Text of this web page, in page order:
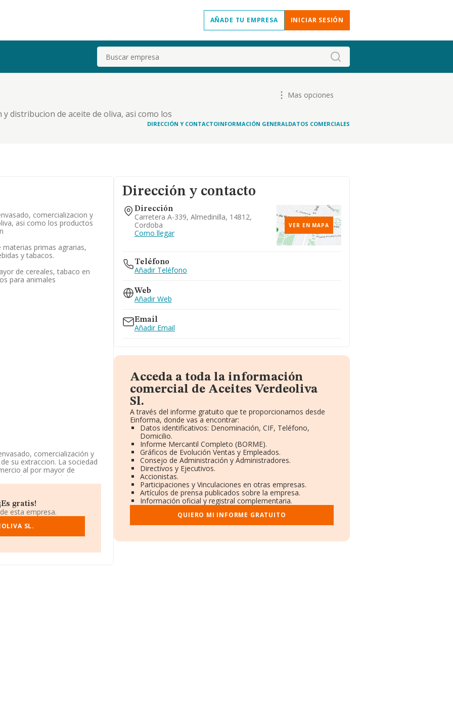
AÑADE TU EMPRESA INICIAR SESIÓN
Buscar
distribucion de aceite de oliva, asi como los
Mas opciones
DIRECCIÓN Y CONTACTOINFORMACIÓN GENERALDATOS COMERCIALES
comercializacion y
asi como los productos
primas agrarias,
y tabacos.
de cereales, tabaco en
para animales
comercialización y
su extraccion. La sociedad
al por mayor de
realiza actividad de
fiscal en Carretera A-339
al sector, la
y el promedio de la
de datos INFORMA constan
gratis!
esta empresa.
SL.
Dirección y contacto
Dirección
Carretera A-339, Almedinilla, 14812,
Cordoba
Como llegar
VER EN MAPA
Teléfono
Añadir Teléfono
Web
Añadir Web
Email
Añadir Email
Acceda a toda la información
comercial de Aceites Verdeoliva
Sl.
A través del informe gratuito que te proporcionamos desde
Einforma, donde vas a encontrar:
Datos identificativos: Denominación, CIF, Teléfono,
Domicilio.
Informe Mercantil Completo (BORME).
Gráficos de Evolución Ventas y Empleados.
Consejo de Administración y Administradores.
Directivos y Ejecutivos.
Accionistas.
Participaciones y Vinculaciones en otras empresas.
Artículos de prensa publicados sobre la empresa.
Información oficial y registral complementaria.
QUIERO MI INFORME GRATUITO